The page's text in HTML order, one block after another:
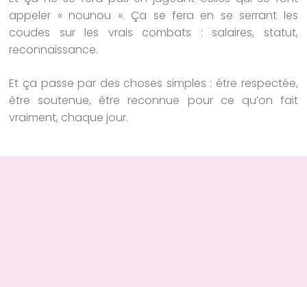
appeler « nounou ». Ça se fera en se serrant les
coudes sur les vrais combats : salaires, statut,
reconnaissance.
Et ça passe par des choses simples : être respectée,
être soutenue, être reconnue pour ce qu’on fait
vraiment, chaque jour.